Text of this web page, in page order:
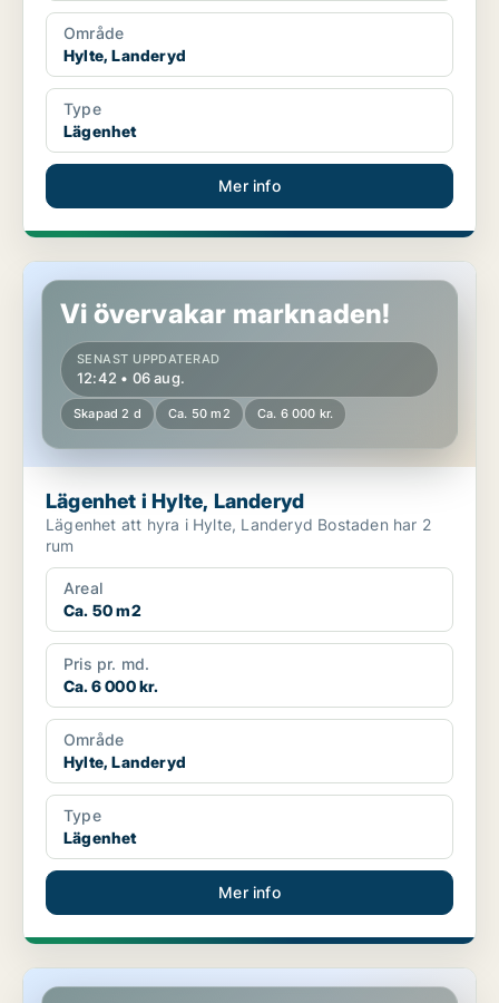
Område
Hylte, Landeryd
Type
Lägenhet
Mer info
Lägenhet i Hylte, Landeryd
Vi övervakar marknaden!
SENAST UPPDATERAD
12:42 • 06 aug.
Skapad 2 d Ca. 50 m2 Ca. 6 000 kr.
Lägenhet i Hylte, Landeryd
Lägenhet att hyra i Hylte, Landeryd Bostaden har 2
rum
Areal
Ca. 50 m2
Pris pr. md.
Ca. 6 000 kr.
Område
Hylte, Landeryd
Type
Lägenhet
Mer info
Lägenhet i Hylte, Landeryd